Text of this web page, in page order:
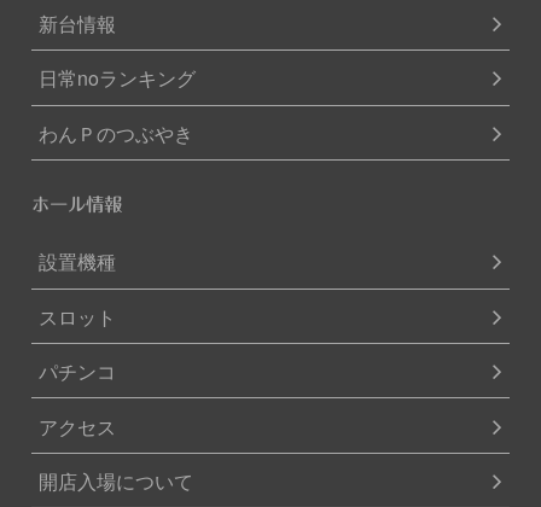
新台情報
日常noランキング
わんＰのつぶやき
ホール情報
設置機種
スロット
パチンコ
アクセス
開店入場について